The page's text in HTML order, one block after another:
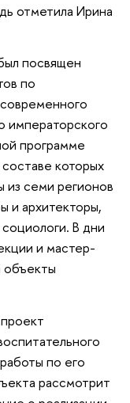
отметила Ирина
посвящен
по
императорского
программе
которых
из семи регионов
и архитекторы,
В дни
и мастер-
объекты
по его
рассмотрит